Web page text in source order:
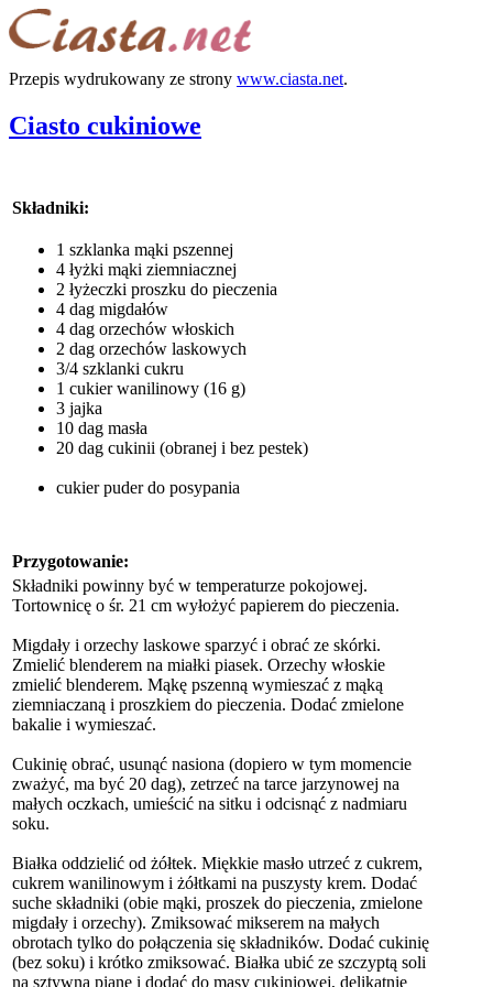
Przepis wydrukowany ze strony www.ciasta.net.
Ciasto cukiniowe
Składniki:
1 szklanka mąki pszennej
4 łyżki mąki ziemniacznej
2 łyżeczki proszku do pieczenia
4 dag migdałów
4 dag orzechów włoskich
2 dag orzechów laskowych
3/4 szklanki cukru
1 cukier wanilinowy (16 g)
3 jajka
10 dag masła
20 dag cukinii (obranej i bez pestek)
cukier puder do posypania
Przygotowanie:
Składniki powinny być w temperaturze pokojowej.
Tortownicę o śr. 21 cm wyłożyć papierem do pieczenia.
Migdały i orzechy laskowe sparzyć i obrać ze skórki.
Zmielić blenderem na miałki piasek. Orzechy włoskie
zmielić blenderem. Mąkę pszenną wymieszać z mąką
ziemniaczaną i proszkiem do pieczenia. Dodać zmielone
bakalie i wymieszać.
Cukinię obrać, usunąć nasiona (dopiero w tym momencie
zważyć, ma być 20 dag), zetrzeć na tarce jarzynowej na
małych oczkach, umieścić na sitku i odcisnąć z nadmiaru
soku.
Białka oddzielić od żółtek. Miękkie masło utrzeć z cukrem,
cukrem wanilinowym i żółtkami na puszysty krem. Dodać
suche składniki (obie mąki, proszek do pieczenia, zmielone
migdały i orzechy). Zmiksować mikserem na małych
obrotach tylko do połączenia się składników. Dodać cukinię
(bez soku) i krótko zmiksować. Białka ubić ze szczyptą soli
na sztywną pianę i dodać do masy cukiniowej, delikatnie